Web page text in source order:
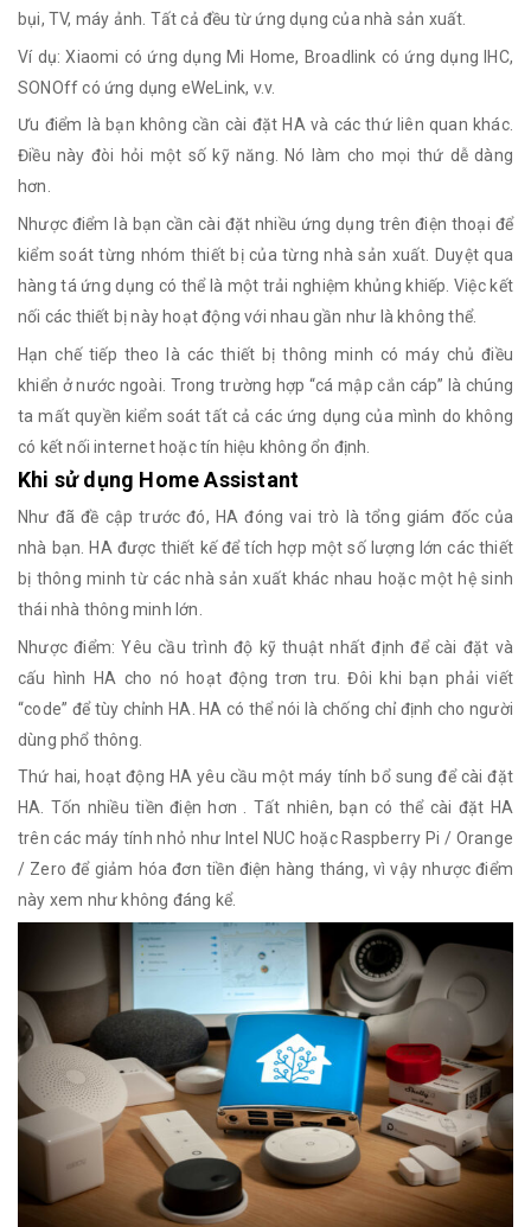
bụi, TV, máy ảnh. Tất cả đều từ ứng dụng của nhà sản xuất.
Ví dụ: Xiaomi có ứng dụng Mi Home, Broadlink có ứng dụng IHC,
SONOff có ứng dụng eWeLink, v.v.
Ưu điểm là bạn không cần cài đặt HA và các thứ liên quan khác.
Điều này đòi hỏi một số kỹ năng. Nó làm cho mọi thứ dễ dàng
hơn.
Nhược điểm là bạn cần cài đặt nhiều ứng dụng trên điện thoại để
kiểm soát từng nhóm thiết bị của từng nhà sản xuất. Duyệt qua
hàng tá ứng dụng có thể là một trải nghiệm khủng khiếp. Việc kết
nối các thiết bị này hoạt động với nhau gần như là không thể.
Hạn chế tiếp theo là các thiết bị thông minh có máy chủ điều
khiển ở nước ngoài. Trong trường hợp “cá mập cắn cáp” là chúng
ta mất quyền kiểm soát tất cả các ứng dụng của mình do không
có kết nối internet hoặc tín hiệu không ổn định.
Khi sử dụng Home Assistant
Như đã đề cập trước đó, HA đóng vai trò là tổng giám đốc của
nhà bạn. HA được thiết kế để tích hợp một số lượng lớn các thiết
bị thông minh từ các nhà sản xuất khác nhau hoặc một hệ sinh
thái nhà thông minh lớn.
Nhược điểm: Yêu cầu trình độ kỹ thuật nhất định để cài đặt và
cấu hình HA cho nó hoạt động trơn tru. Đôi khi bạn phải viết
“code” để tùy chỉnh HA. HA có thể nói là chống chỉ định cho người
dùng phổ thông.
Thứ hai, hoạt động HA yêu cầu một máy tính bổ sung để cài đặt
HA. Tốn nhiều tiền điện hơn . Tất nhiên, bạn có thể cài đặt HA
trên các máy tính nhỏ như Intel NUC hoặc Raspberry Pi / Orange
/ Zero để giảm hóa đơn tiền điện hàng tháng, vì vậy nhược điểm
này xem như không đáng kể.